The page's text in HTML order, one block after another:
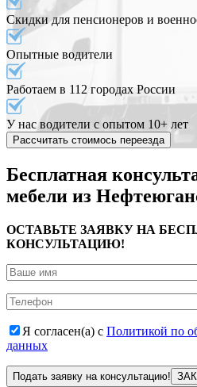
Скидки для пенсионеров и
Опытные водители
Работаем в 112 городах России
У нас водители с опытом 10+ лет
Рассчитать стоимось переезда
Бесплатная
мебели из
ОСТАВЬТЕ ЗАЯВКУ НА
КОНСУЛЬТАЦИЮ!
Я согласен(а) с Политикой по
данных
Подать заявку на консультацию!